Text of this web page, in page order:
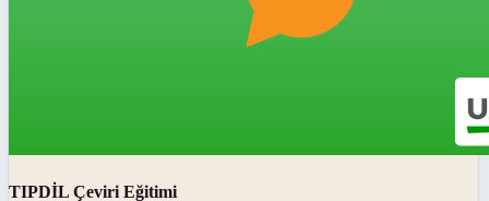
TIPDİL Çeviri Eğitimi